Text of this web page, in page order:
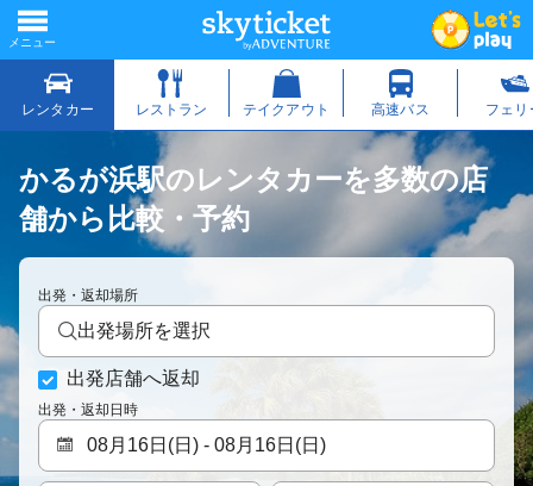
かるが浜駅のレンタカーを多数の店
舗から比較・予約
出発・返却場所
出発場所を選択
出発店舗へ返却
出発・返却日時